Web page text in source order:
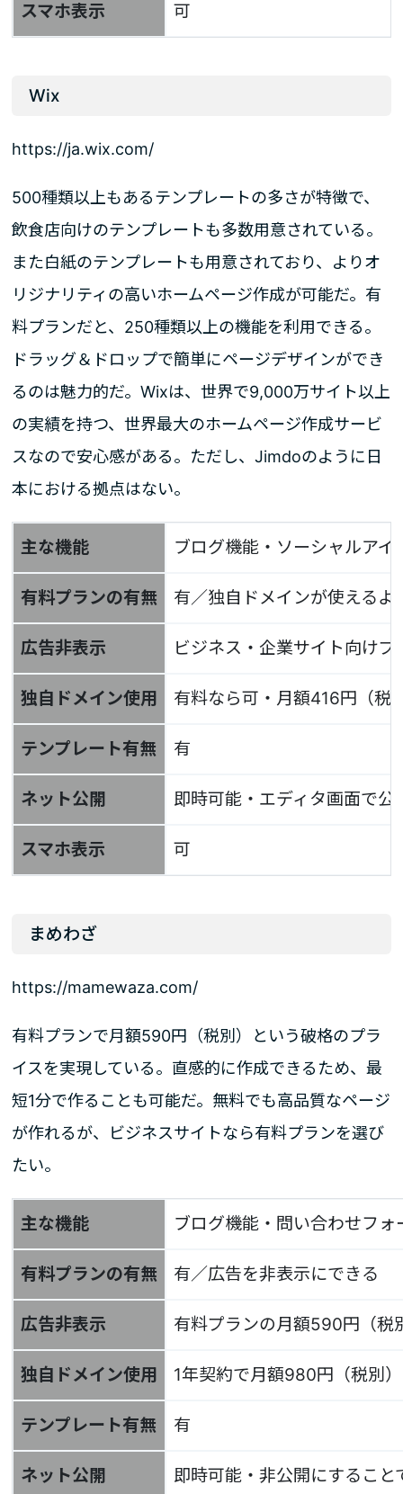
スマホ表示 可
Wix
https://ja.wix.com/
500種類以上もあるテンプレートの多さが特徴で、
飲食店向けのテンプレートも多数用意されている。
また白紙のテンプレートも用意されており、よりオ
リジナリティの高いホームページ作成が可能だ。有
料プランだと、250種類以上の機能を利用できる。
ドラッグ＆ドロップで簡単にページデザインができ
るのは魅力的だ。Wixは、世界で9,000万サイト以上
の実績を持つ、世界最大のホームページ作成サービ
スなので安心感がある。ただし、Jimdoのように日
本における拠点はない。
主な機能
有料プランの有無
広告非表示
独自ドメイン使用
テンプレート有無
ネット公開
スマホ表示
ブログ機能・ソーシャルア
有／独自ドメインが使えるよ
ビジネス・企業サイト向け
有料なら可・月額416円（税
有
即時可能・エディタ画面で公
可
まめわざ
https://mamewaza.com/
有料プランで月額590円（税別）という破格のプラ
イスを実現している。直感的に作成できるため、最
短1分で作ることも可能だ。無料でも高品質なページ
が作れるが、ビジネスサイトなら有料プランを選び
たい。
主な機能
有料プランの有無
広告非表示
独自ドメイン使用
テンプレート有無
ネット公開
ブログ機能・問い合わせフ
有／広告を非表示にできる
有料プランの月額590円（税
1年契約で月額980円（税別）
有
即時可能・非公開にすること